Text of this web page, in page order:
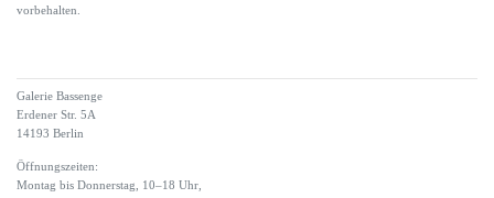
vorbehalten.
Galerie Bassenge
Erdener Str. 5A
14193 Berlin
Öffnungszeiten:
Montag bis Donnerstag, 10–18 Uhr,